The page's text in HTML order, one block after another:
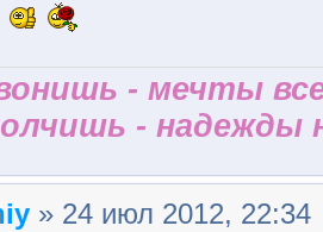
- мечты
- надежды
» 24 июл 2012, 22:34